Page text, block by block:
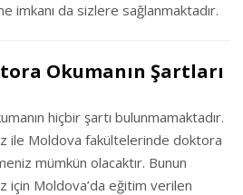
imkanı da sizlere sağlanmaktadır.
Okumanın Şartları
hiçbir şartı bulunmamaktadır.
ile Moldova fakültelerinde doktora
mümkün olacaktır. Bunun
için Moldova’da eğitim verilen